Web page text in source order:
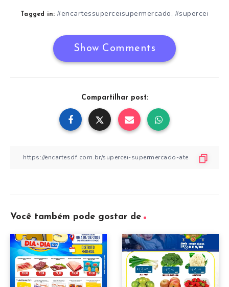
Tagged in: #encartessuperceisupermercado, #supercei
Show Comments
Compartilhar post:
Você também pode gostar de